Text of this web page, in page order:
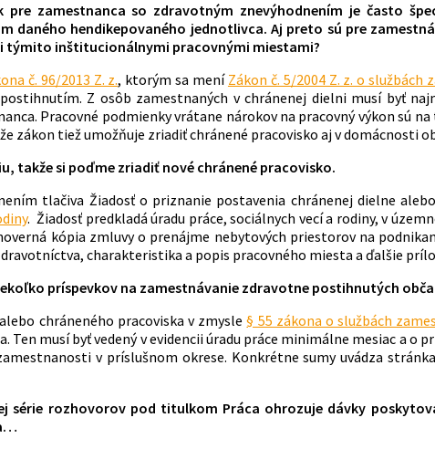
pre zamestnanca so zdravotným znevýhodnením je často
daného hendikepovaného jednotlivca. Aj preto sú pre
týmito inštitucionálnymi pracovnými miestami?
č. 96/2013 Z. z., ktorým sa mení Zákon č. 5/2004 Z. z. o službách
Z osôb zamestnaných v chránenej dielni musí byť
Pracovné podmienky vrátane nárokov na pracovný výkon sú
zákon tiež umožňuje zriadiť chránené pracovisko aj v domácnosti
takže si poďme zriadiť nové chránené pracovisko.
tlačiva Žiadosť o priznanie postavenia chránenej dielne
. Žiadosť predkladá úradu práce, sociálnych vecí a rodiny, v
kópia zmluvy o prenájme nebytových priestorov na
charakteristika a popis pracovného miesta a ďalšie
príspevkov na zamestnávanie zdravotne postihnutých
chráneného pracoviska v zmysle§ 55 zákona o službách
musí byť vedený v evidencii úradu práce minimálne mesiac a o
v príslušnom okrese. Konkrétne sumy uvádza
série rozhovorov pod titulkom Práca ohrozuje dávky